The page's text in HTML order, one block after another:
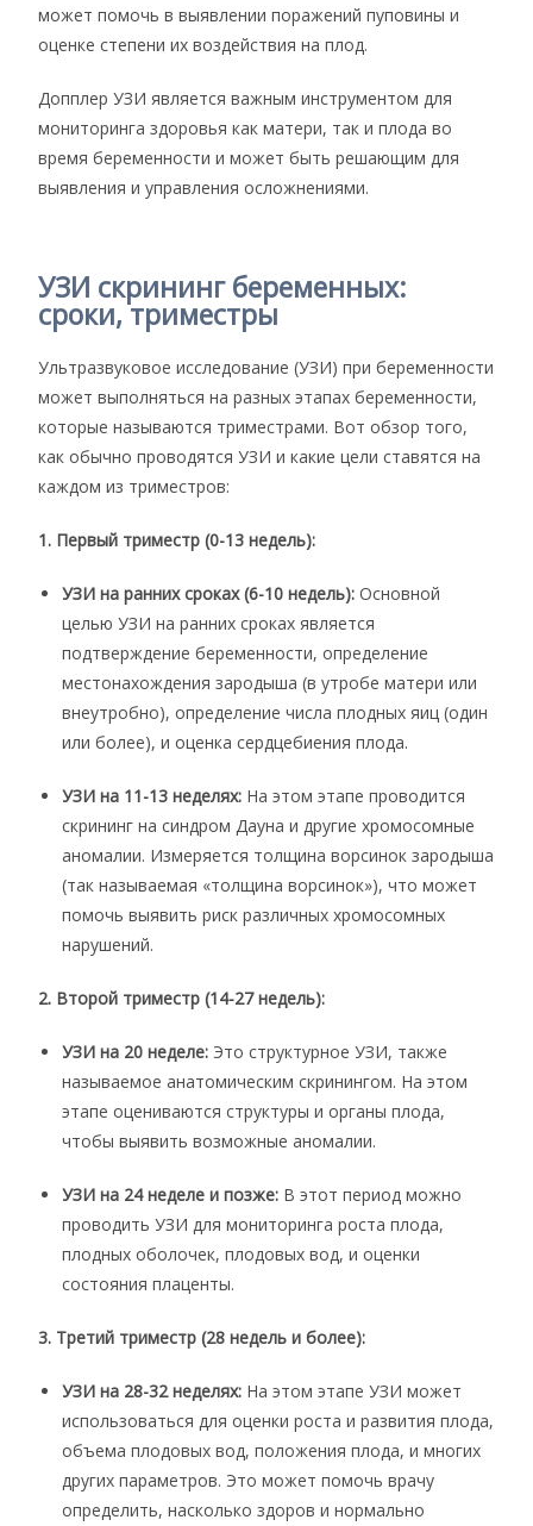
может помочь в выявлении поражений пуповины и
оценке степени их воздействия на плод.
Допплер УЗИ является важным инструментом для
мониторинга здоровья как матери, так и плода во
время беременности и может быть решающим для
выявления и управления осложнениями.
УЗИ скрининг беременных:
сроки, триместры
Ультразвуковое исследование (УЗИ) при беременности
может выполняться на разных этапах беременности,
которые называются триместрами. Вот обзор того,
как обычно проводятся УЗИ и какие цели ставятся на
каждом из триместров:
1. Первый триместр (0-13 недель):
УЗИ на ранних сроках (6-10 недель): Основной
целью УЗИ на ранних сроках является
подтверждение беременности, определение
местонахождения зародыша (в утробе матери или
внеутробно), определение числа плодных яиц (один
или более), и оценка сердцебиения плода.
УЗИ на 11-13 неделях: На этом этапе проводится
скрининг на синдром Дауна и другие хромосомные
аномалии. Измеряется толщина ворсинок зародыша
(так называемая «толщина ворсинок»), что может
помочь выявить риск различных хромосомных
нарушений.
2. Второй триместр (14-27 недель):
УЗИ на 20 неделе: Это структурное УЗИ, также
называемое анатомическим скринингом. На этом
этапе оцениваются структуры и органы плода,
чтобы выявить возможные аномалии.
УЗИ на 24 неделе и позже: В этот период можно
проводить УЗИ для мониторинга роста плода,
плодных оболочек, плодовых вод, и оценки
состояния плаценты.
3. Третий триместр (28 недель и более):
УЗИ на 28-32 неделях: На этом этапе УЗИ может
использоваться для оценки роста и развития плода,
объема плодовых вод, положения плода, и многих
других параметров. Это может помочь врачу
определить, насколько здоров и нормально